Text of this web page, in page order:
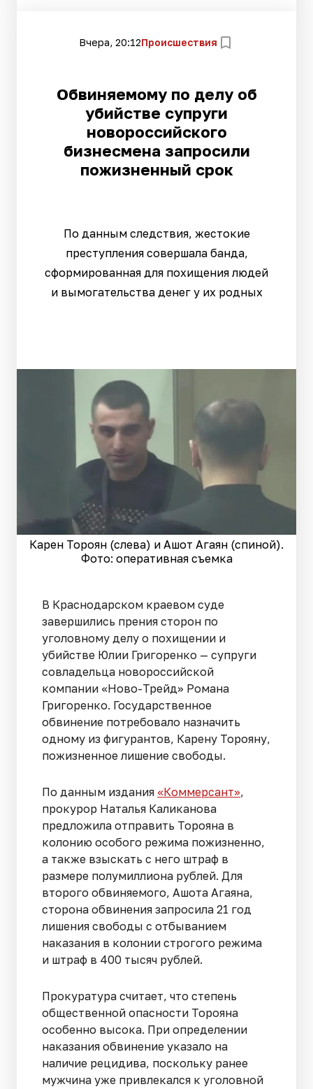
Вчера, 20:12Происшествия
Обвиняемому по делу об
убийстве супруги
новороссийского
бизнесмена запросили
пожизненный срок
По данным следствия, жестокие
преступления совершала банда,
сформированная для похищения людей
и вымогательства денег у их родных
Карен Тороян (слева) и Ашот Агаян (спиной).
Фото: оперативная съемка
В Краснодарском краевом суде
завершились прения сторон по
уголовному делу о похищении и
убийстве Юлии Григоренко — супруги
совладельца новороссийской
компании «Ново-Трейд» Романа
Григоренко. Государственное
обвинение потребовало назначить
одному из фигурантов, Карену Торояну,
пожизненное лишение свободы.
По данным издания «Коммерсант»,
прокурор Наталья Каликанова
предложила отправить Торояна в
колонию особого режима пожизненно,
а также взыскать с него штраф в
размере полумиллиона рублей. Для
второго обвиняемого, Ашота Агаяна,
сторона обвинения запросила 21 год
лишения свободы с отбыванием
наказания в колонии строгого режима
и штраф в 400 тысяч рублей.
Прокуратура считает, что степень
общественной опасности Торояна
особенно высока. При определении
наказания обвинение указало на
наличие рецидива, поскольку ранее
мужчина уже привлекался к уголовной